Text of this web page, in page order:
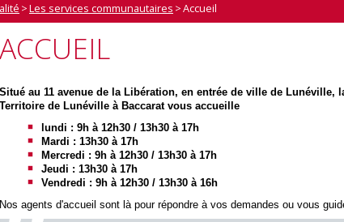
>Les services communautaires >Accueil
ACCUEIL
Situé au 11 avenue de la Libération, en entrée de ville de Lunéville,
Territoire de Lunéville à Baccarat vous accueille
lundi : 9h à 12h30 / 13h30 à 17h
Mardi : 13h30 à 17h
Mercredi : 9h à 12h30 / 13h30 à 17h
Jeudi : 13h30 à 17h
Vendredi : 9h à 12h30 / 13h30 à 16h
Nos agents d'accueil sont là pour répondre à vos demandes ou vous